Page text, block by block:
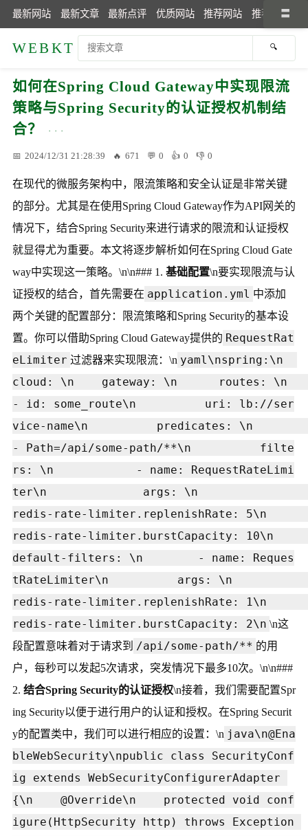
最新网站 最新文章 最新点评 优质网站 推荐网站 推荐文章
WEBKT
如何在Spring Cloud Gateway中实现限流
策略与Spring Security的认证授权机制结
合？
2024/12/31 21:28:39 671 0 0 0
在现代的微服务架构中，限流策略和安全认证是非常关键
的部分。尤其是在使用Spring Cloud Gateway作为API网关的
情况下，结合Spring Security来进行请求的限流和认证授权
就显得尤为重要。本文将逐步解析如何在Spring Cloud Gate
way中实现这一策略。\n\n### 1. 基础配置\n要实现限流与认
证授权的结合，首先需要在 application.yml 中添加
两个关键的配置部分：限流策略和Spring Security的基本设
置。你可以借助Spring Cloud Gateway提供的 RequestRat
eLimiter 过滤器来实现限流：\n yaml\nspring:\n
cloud: \n    gateway: \n      routes: \n
- id: some_route\n          uri: lb://ser
vice-name\n          predicates: \n
- Path=/api/some-path/**\n          filte
rs: \n            - name: RequestRateLimi
ter\n              args: \n
redis-rate-limiter.replenishRate: 5\n
redis-rate-limiter.burstCapacity: 10\n
default-filters: \n        - name: Reques
tRateLimiter\n          args: \n
redis-rate-limiter.replenishRate: 1\n
redis-rate-limiter.burstCapacity: 2\n \n这
段配置意味着对于请求到 /api/some-path/** 的用
户，每秒可以发起5次请求，突发情况下最多10次。\n\n###
2. 结合Spring Security的认证授权\n接着，我们需要配置Spr
ing Security以便于进行用户的认证和授权。在Spring Securit
y的配置类中，我们可以进行相应的设置：\n java\n@Ena
bleWebSecurity\npublic class SecurityConf
ig extends WebSecurityConfigurerAdapter
{\n    @Override\n    protected void conf
igure(HttpSecurity http) throws Exception